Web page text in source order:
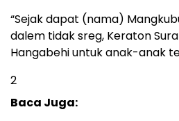
“Sejak dapat (nama)
dalem tidak sreg, Keraton
Hangabehi untuk anak-anak
2
Baca Juga: